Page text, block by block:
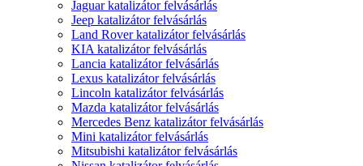
Jaguar katalizátor felvásárlás
Jeep katalizátor felvásárlás
Land Rover katalizátor felvásárlás
KIA katalizátor felvásárlás
Lancia katalizátor felvásárlás
Lexus katalizátor felvásárlás
Lincoln katalizátor felvásárlás
Mazda katalizátor felvásárlás
Mercedes Benz katalizátor felvásárlás
Mini katalizátor felvásárlás
Mitsubishi katalizátor felvásárlás